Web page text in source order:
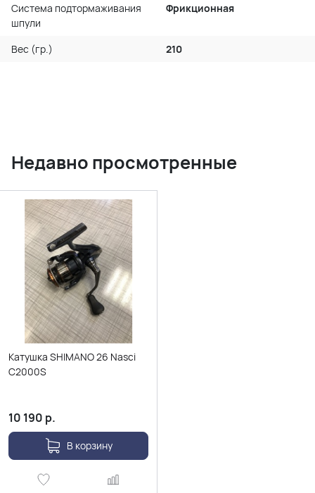
Система подтормаживания
шпули
Фрикционная
Вес (гр.) 210
Недавно просмотренные
Катушка SHIMANO 26 Nasci
C2000S
10 190 р.
В корзину